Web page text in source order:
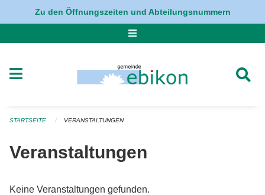
Navigation überspringen
Zu den Öffnungszeiten und Abteilungsnummern
STARTSEITE VERANSTALTUNGEN
Veranstaltungen
Keine Veranstaltungen gefunden.